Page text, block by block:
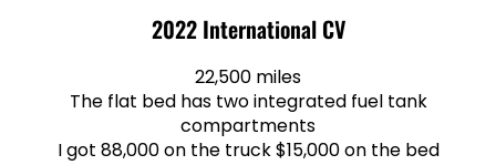
2022 International CV
22,500 miles
The flat bed has two integrated fuel tank
compartments
I got 88,000 on the truck $15,000 on the bed